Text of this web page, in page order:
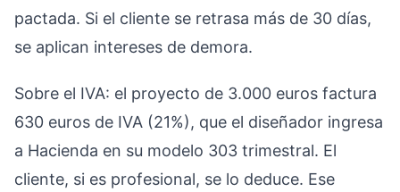
pactada. Si el cliente se retrasa más de 30 días,
se aplican intereses de demora.
Sobre el IVA: el proyecto de 3.000 euros factura
630 euros de IVA (21%), que el diseñador ingresa
a Hacienda en su modelo 303 trimestral. El
cliente, si es profesional, se lo deduce. Ese